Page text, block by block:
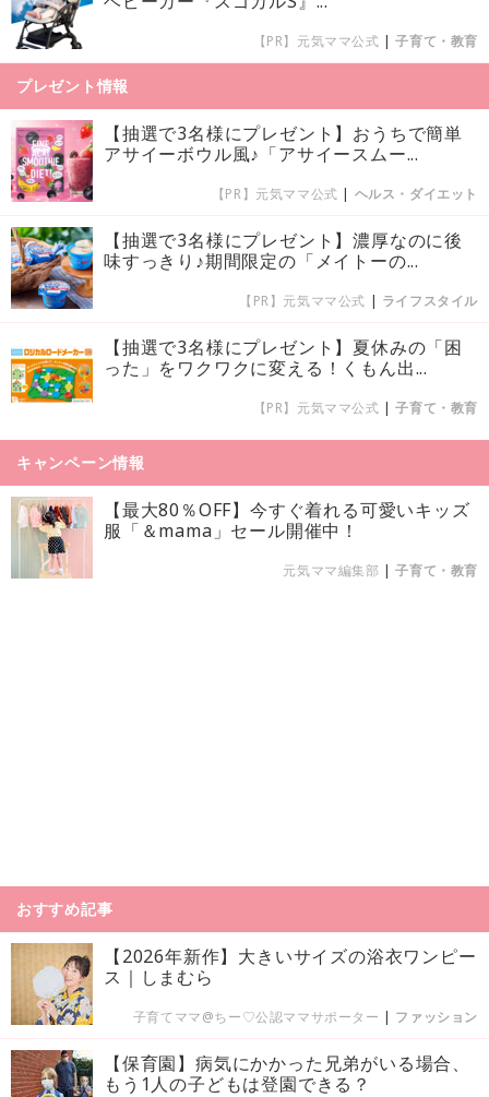
【PR】元気ママ公式 |子育て・教育
プレゼント情報
【抽選で3名様にプレゼント】おうちで簡単
アサイーボウル風♪「アサイースムー...
【PR】元気ママ公式 | ヘルス・ダイエット
【抽選で3名様にプレゼント】濃厚なのに後
味すっきり♪期間限定の「メイトーの...
【PR】元気ママ公式 | ライフスタイル
【抽選で3名様にプレゼント】夏休みの「困
った」をワクワクに変える！くもん出...
【PR】元気ママ公式 |子育て・教育
キャンペーン情報
【最大80％OFF】今すぐ着れる可愛いキッズ
服「＆mama」セール開催中！
元気ママ編集部 |子育て・教育
おすすめ記事
【2026年新作】大きいサイズの浴衣ワンピー
ス｜しまむら
子育てママ@ちー♡公認ママサポーター | ファッション
【保育園】病気にかかった兄弟がいる場合、
もう1人の子どもは登園できる？